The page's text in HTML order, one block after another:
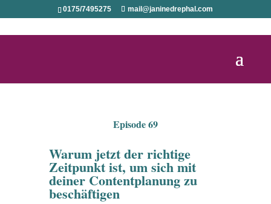
0175/7495275 mail@janinedrephal.com
Episode 69
Warum jetzt der richtige
Zeitpunkt ist, um sich mit
deiner Contentplanung zu
beschäftigen